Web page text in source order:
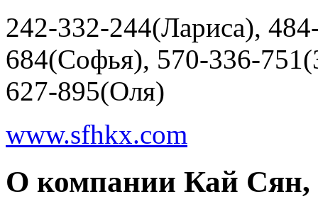
242-332-244(Лариса),
684(Cофья), 570-336-
627-895(Оля)
www.sfhkx.com
О компании Кай Сян,